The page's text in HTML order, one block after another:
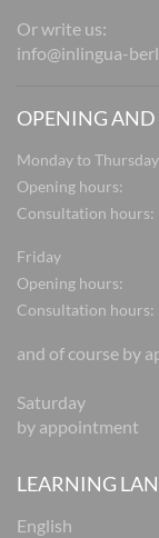
Or write us:
info@inlingua-
OPENING
Monday to Thursday
Opening hours:
Consultation hours:
Friday
Opening hours:
Consultation hours:
and of course by
Saturday
by appointment
LEARNING
English